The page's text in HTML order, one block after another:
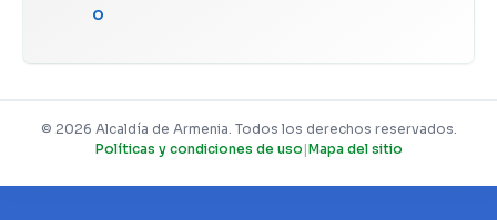
o
© 2026 Alcaldía de Armenia. Todos los derechos reservados.
Políticas y condiciones de uso |Mapa del sitio